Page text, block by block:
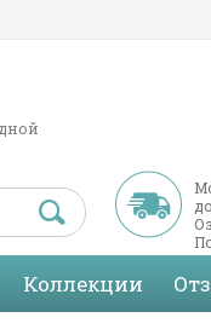
Коллекции